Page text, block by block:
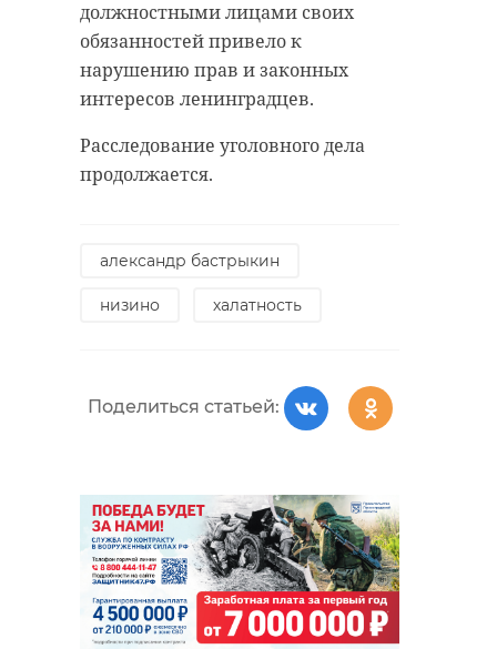
должностными лицами своих
обязанностей привело к
нарушению прав и законных
интересов ленинградцев.
Расследование уголовного дела
продолжается.
александр бастрыкин
низино халатность
Поделиться статьей: